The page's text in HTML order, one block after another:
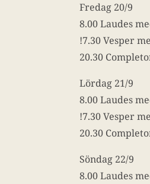
Fredag 20/9
8.00 Laudes
!7.30 Vesper
20.30
Lördag 21/9
8.00 Laudes
!7.30 Vesper
20.30
Söndag 22/9
8.00 Laudes